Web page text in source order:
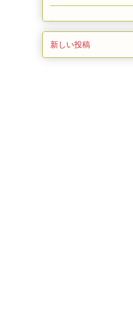
新しい投稿